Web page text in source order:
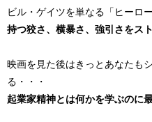
ビル・ゲイツを単なる「ヒーロ
持つ狡さ、横暴さ、強引さをス
映画を見た後はきっとあなたも
る・・・
起業家精神とは何かを学ぶのに